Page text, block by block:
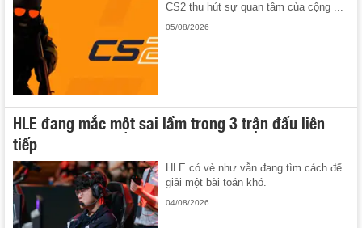
CS2 thu hút sự quan tâm của cộng ...
05/08/2026
HLE đang mắc một sai lầm trong 3 trận đấu liên
tiếp
HLE có vẻ như vẫn đang tìm cách để
giải một bài toán khó.
04/08/2026